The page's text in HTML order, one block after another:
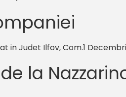
in Judet Ilfov, Com.1
la